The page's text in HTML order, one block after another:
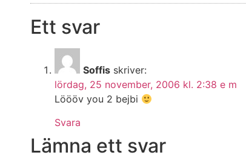
Ett svar
Soffis skriver:
lördag, 25 november, 2006 kl. 2:38 e m
Löööv you 2 bejbi
Svara
Lämna ett svar